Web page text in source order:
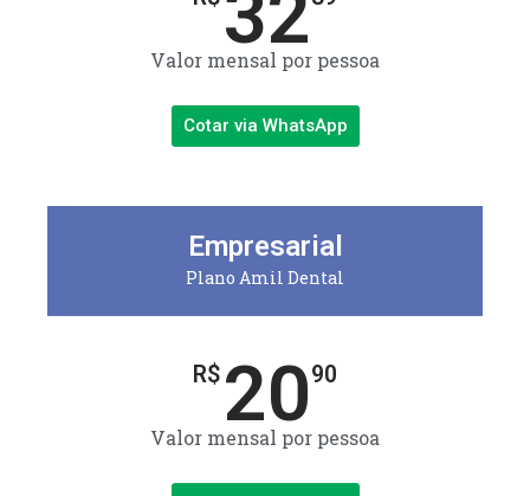
Valor mensal por pessoa
Cotar via WhatsApp
Empresarial
Plano Amil Dental
R$ 2090
Valor mensal por pessoa